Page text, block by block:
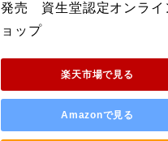
発売　資生堂認定オンライ
ョップ
楽天市場で見る
Amazonで見る